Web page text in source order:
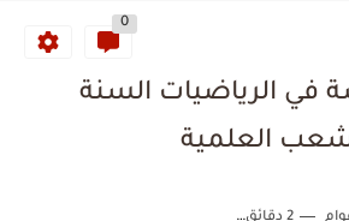
0
في الرياضيات السنة
العلمية